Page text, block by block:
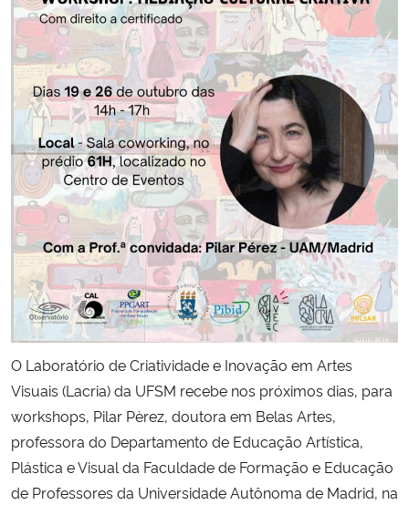
Ministério do Turismo
Ministério do Desenvolvimento Regional
Controladoria-Geral da União
Ministério da Mulher, da Família e dos Direitos Humanos
Secretaria-Geral
Secretaria de Governo
Gabinete de Segurança Institucional
Banco Central do Brasil
Planalto
O Laboratório de Criatividade e Inovação em Artes
Visuais (Lacria) da UFSM recebe nos próximos dias, para
workshops, Pilar Pèrez, doutora em Belas Artes,
professora do Departamento de Educação Artística,
Plástica e Visual da Faculdade de Formação e Educação
de Professores da Universidade Autônoma de Madrid, na